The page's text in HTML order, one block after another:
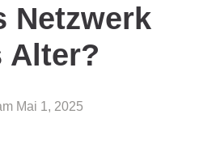
Netzwerk
Alter?
Mai 1, 2025